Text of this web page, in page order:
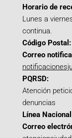
Horario de
Lunes a
continua.
Código Postal:
Correo
PQRSD:
Atención
denuncias
Línea
Correo